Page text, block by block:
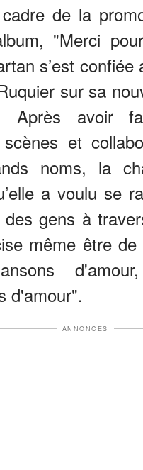
de la
"Merci
s’est confiée
sur sa
Après avoir
et
noms, la
a voulu se
gens à
même être
d'amour".
ANNONCES